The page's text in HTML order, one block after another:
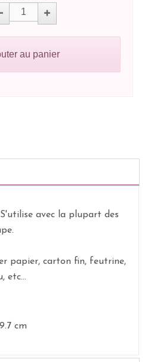
au panier
avec la plupart des
papier, carton fin, feutrine,
etc...
cm